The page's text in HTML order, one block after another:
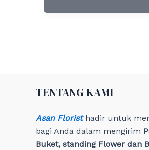
TENTANG KAMI
Asan Floristhadir untuk
bagi Anda dalam mengirim
Buket, standing Flower dan